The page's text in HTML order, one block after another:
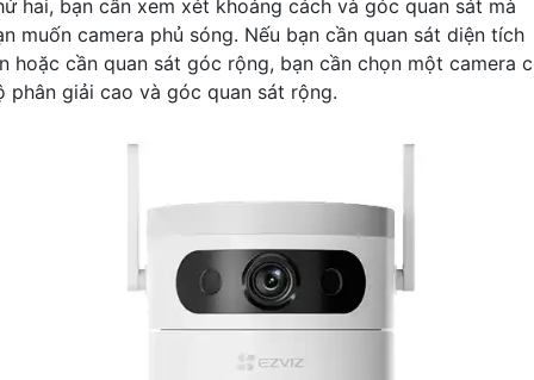
hai, bạn cần xem xét khoảng cách và góc quan sát mà
muốn camera phủ sóng. Nếu bạn cần quan sát diện tích
hoặc cần quan sát góc rộng, bạn cần chọn một camera
phân giải cao và góc quan sát rộng.